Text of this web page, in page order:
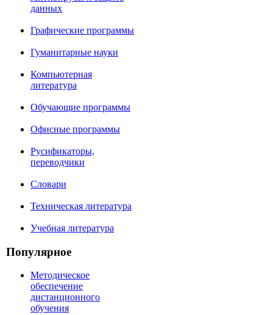
данных
Графические программы
Гуманитарные науки
Компьютерная
литература
Обучающие программы
Офисные программы
Русификаторы,
переводчики
Словари
Техническая литература
Учебная литература
Популярное
Методическое
обеспечение
дистанционного
обучения